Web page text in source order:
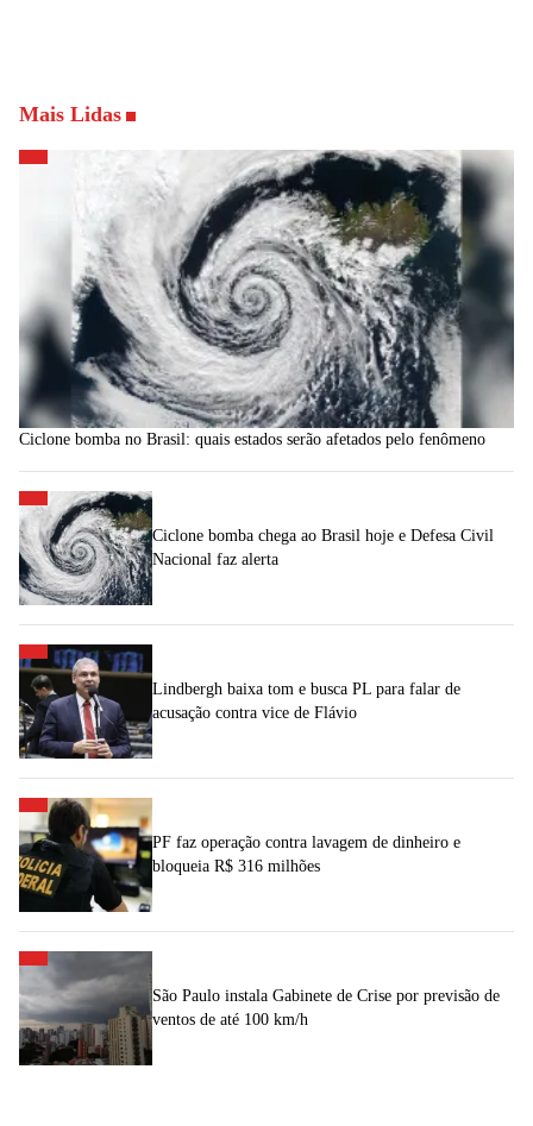
Mais Lidas
Ciclone bomba no Brasil: quais estados serão afetados pelo fenômeno
Ciclone bomba chega ao Brasil hoje e Defesa Civil
Nacional faz alerta
Lindbergh baixa tom e busca PL para falar de
acusação contra vice de Flávio
PF faz operação contra lavagem de dinheiro e
bloqueia R$ 316 milhões
São Paulo instala Gabinete de Crise por previsão de
ventos de até 100 km/h